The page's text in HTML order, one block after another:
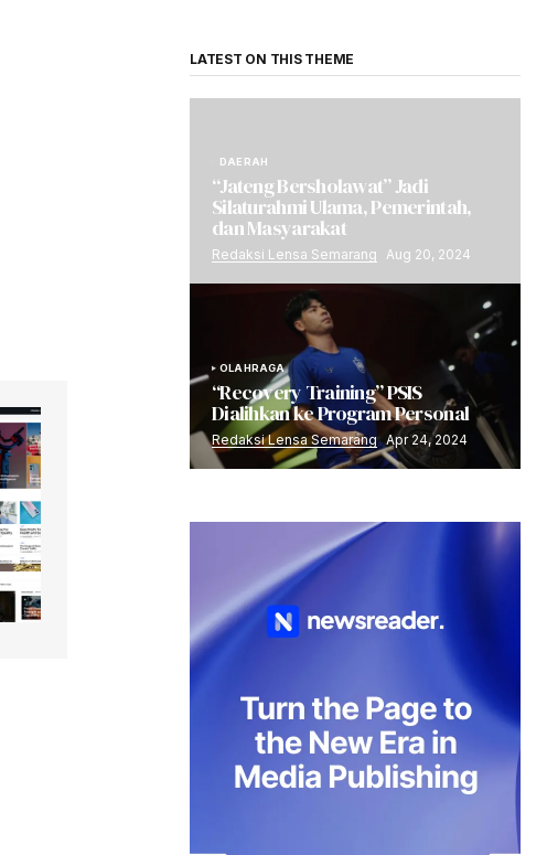
LATEST ON THIS THEME
DAERAH
“Jateng Bersholawat” Jadi
Silaturahmi Ulama, Pemerintah,
dan Masyarakat
Redaksi Lensa Semarang Aug 20, 2024
OLAHRAGA
“Recovery Training” PSIS
Dialihkan ke Program Personal
Redaksi Lensa Semarang Apr 24, 2024